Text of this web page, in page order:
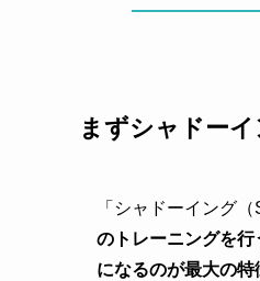
まずシャドー
「シャドーイング
のトレーニングを
になるのが最大の特